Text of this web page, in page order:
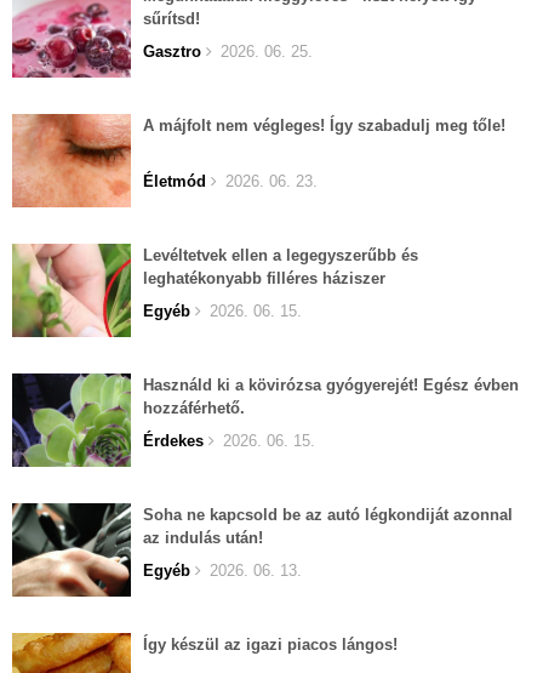
sűrítsd!
Gasztro
2026. 06. 25.
A májfolt nem végleges! Így szabadulj meg tőle!
Életmód 2026. 06. 23.
Levéltetvek ellen a legegyszerűbb és
leghatékonyabb filléres háziszer
Egyéb
2026. 06. 15.
Használd ki a kövirózsa gyógyerejét! Egész évben
hozzáférhető.
Érdekes
2026. 06. 15.
Soha ne kapcsold be az autó légkondiját azonnal
az indulás után!
Egyéb
2026. 06. 13.
Így készül az igazi piacos lángos!